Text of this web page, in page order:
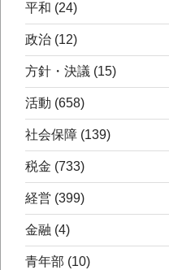
平和 (24)
政治 (12)
方針・決議 (15)
活動 (658)
社会保障 (139)
税金 (733)
経営 (399)
金融 (4)
青年部 (10)